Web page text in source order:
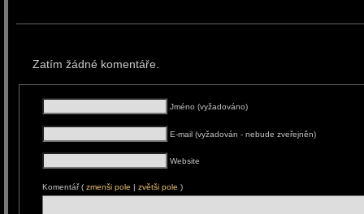
Zatím žádné komentáře.
Jméno (vyžadováno)
E-mail (vyžadován - nebude zveřejněn)
Website
Komentář ( zmenši pole | zvětši pole )